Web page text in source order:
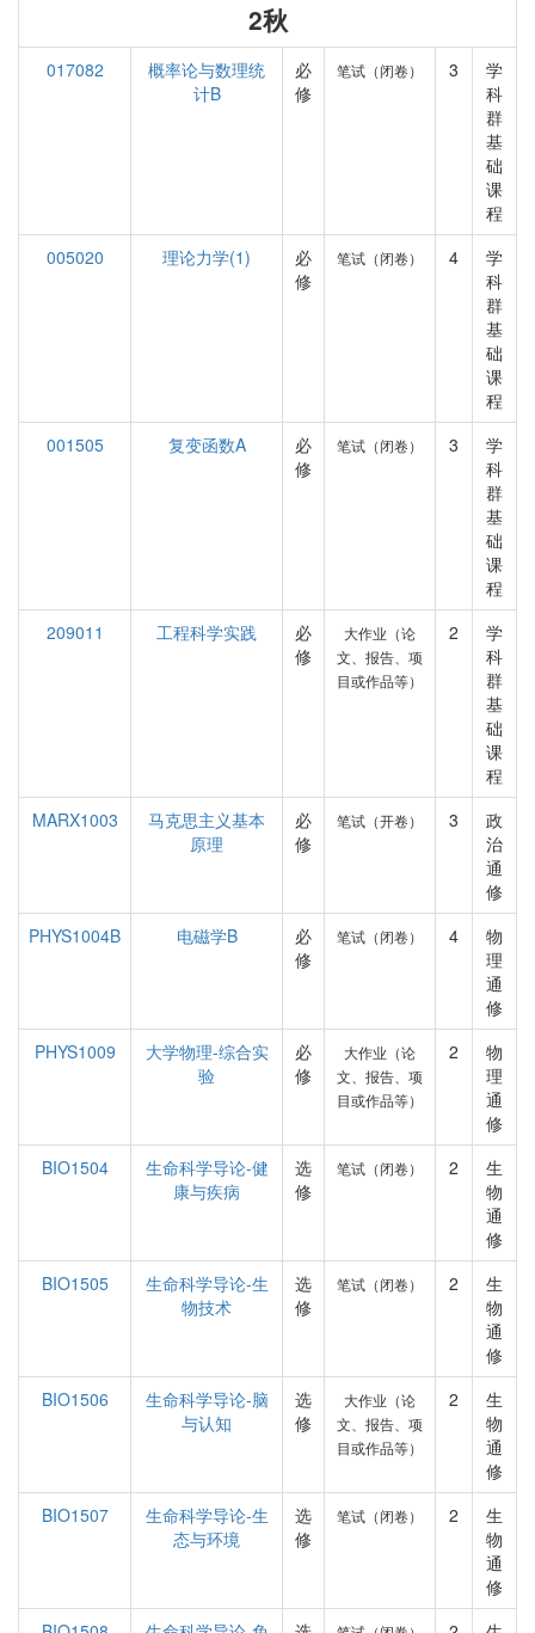
2秋
017082
概率论与数理统
计B
必
修
笔试（闭卷） 3
学
科
群
基
础
课
程
005020
理论力学(1)
必
修
笔试（闭卷） 4
学
科
群
基
础
课
程
001505
复变函数A
必
修
笔试（闭卷） 3
学
科
群
基
础
课
程
209011
工程科学实践
必
修
大作业（论
文、报告、项
目或作品等）
2
学
科
群
基
础
课
程
MARX1003
马克思主义基本
原理
必
修
笔试（开卷） 3
政
治
通
修
PHYS1004B
电磁学B
必
修
笔试（闭卷） 4
物
理
通
修
PHYS1009
大学物理-综合实
验
必
修
大作业（论
文、报告、项
目或作品等）
2
物
理
通
修
BIO1504
生命科学导论-健
康与疾病
选
修
笔试（闭卷） 2
生
物
通
修
BIO1505
生命科学导论-生
物技术
选
修
笔试（闭卷） 2
生
物
通
修
BIO1506
生命科学导论-脑
与认知
选
修
大作业（论
文、报告、项
目或作品等）
2
生
物
通
修
BIO1507
生命科学导论-生
态与环境
选
修
笔试（闭卷） 2
生
物
通
修